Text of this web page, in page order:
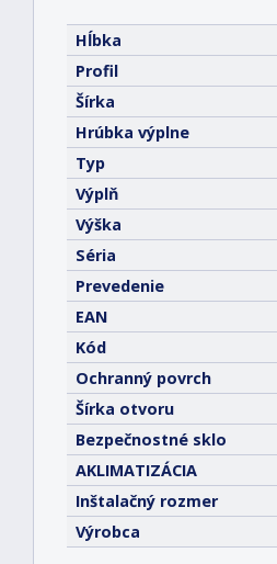
Hĺbka
Profil
Šírka
Hrúbka výplne
Typ
Výplň
Výška
Séria
Prevedenie
EAN
Kód
Ochranný povrch
Šírka otvoru
Bezpečnostné sklo
AKLIMATIZÁCIA
Inštalačný rozmer
Výrobca